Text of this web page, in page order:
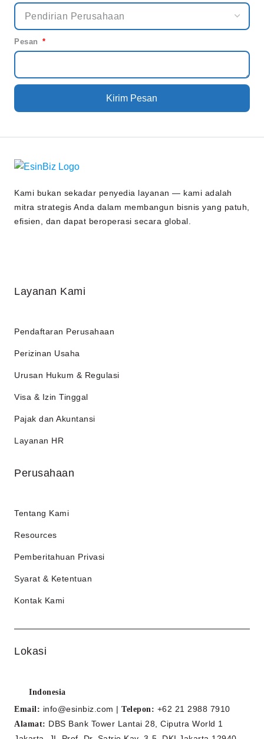
Pesan
Kirim Pesan
Kami bukan sekadar penyedia layanan — kami adalah
mitra strategis Anda dalam membangun bisnis yang patuh,
efisien, dan dapat beroperasi secara global.
Layanan Kami
Pendaftaran Perusahaan
Perizinan Usaha
Urusan Hukum & Regulasi
Visa & Izin Tinggal
Pajak dan Akuntansi
Layanan HR
Perusahaan
Tentang Kami
Resources
Pemberitahuan Privasi
Syarat & Ketentuan
Kontak Kami
Lokasi
Indonesia
Email: info@esinbiz.com | Telepon: +62 21 2988 7910
Alamat: DBS Bank Tower Lantai 28, Ciputra World 1